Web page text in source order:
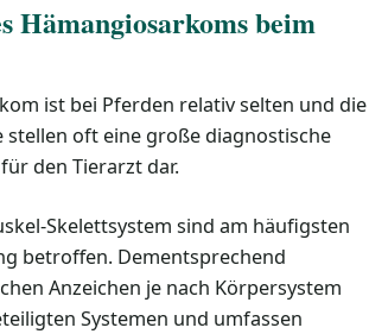
Hämangiosarkoms beim
ist bei Pferden relativ selten und die
oft eine große diagnostische
den Tierarzt dar.
Skelettsystem sind am häufigsten
betroffen. Dementsprechend
Anzeichen je nach Körpersystem
Systemen und umfassen